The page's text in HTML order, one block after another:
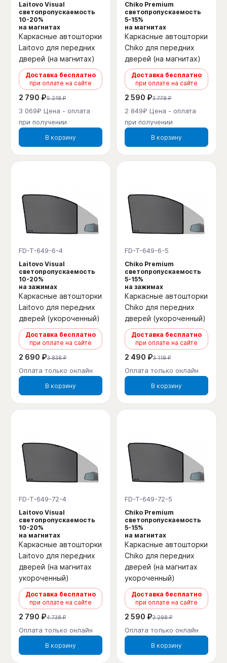
Laitovo Visual
светопропускаемость
10-20%
на магнитах
Каркасные автошторки
Laitovo для передних
дверей (на магнитах)
Доставка бесплатно
при оплате на сайте
2 790 ₽5 218 ₽
3 069₽ Цена - оплата
при получении
В корзину
Chiko Premium
светопропускаемость
5-15%
на магнитах
Каркасные автошторки
Chiko для передних
дверей (на магнитах)
Доставка бесплатно
при оплате на сайте
2 590 ₽3 778 ₽
2 849₽ Цена - оплата
при получении
В корзину
FD-T-649-6-4
Laitovo Visual
светопропускаемость
10-20%
на зажимах
Каркасные автошторки
Laitovo для передних
дверей (укороченный)
Доставка бесплатно
при оплате на сайте
2 690 ₽3 838 ₽
Оплата только онлайн
В корзину
FD-T-649-6-5
Chiko Premium
светопропускаемость
5-15%
на зажимах
Каркасные автошторки
Chiko для передних
дверей (укороченный)
Доставка бесплатно
при оплате на сайте
2 490 ₽3 118 ₽
Оплата только онлайн
В корзину
FD-T-649-72-4
Laitovo Visual
светопропускаемость
10-20%
на магнитах
Каркасные автошторки
Laitovo для передних
дверей (на магнитах
укороченный)
Доставка бесплатно
при оплате на сайте
2 790 ₽4 738 ₽
Оплата только онлайн
В корзину
FD-T-649-72-5
Chiko Premium
светопропускаемость
5-15%
на магнитах
Каркасные автошторки
Chiko для передних
дверей (на магнитах
укороченный)
Доставка бесплатно
при оплате на сайте
2 590 ₽3 298 ₽
Оплата только онлайн
В корзину